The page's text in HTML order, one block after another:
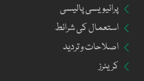
پرائیویسی پالیسی
استعمال کی شرائط
اصلاحات و تردید
کریئرز